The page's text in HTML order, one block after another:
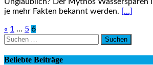
je mehr Fakten bekannt werden. […]
Seitennummerierung
der
Beiträge
« 1 … 5 6
Suchen
Beliebte Beiträge